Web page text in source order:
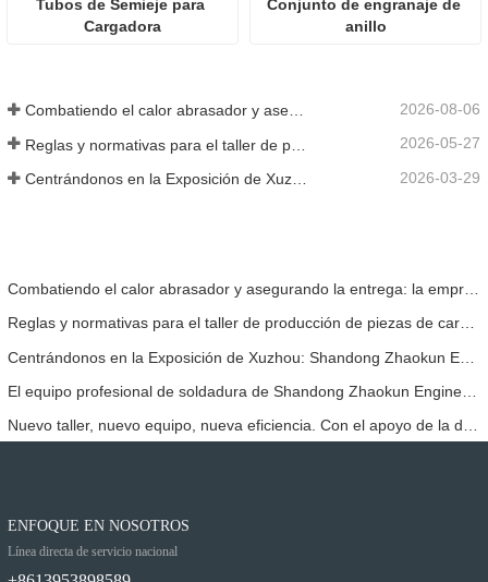
Tubos de Semieje para
Cargadora
Conjunto de engranaje de
anillo
Combatiendo el calor abrasador y asegurando la entrega: la empresa completó con éxito la tarea de envío de accesorios para cargadoras 2026-08-06
2026-05-27
2026-03-29
Reglas y normativas para el taller de producción de piezas de cargadoras ——Shandong Zhaokun Engineering Machinery Co., Ltd
Nuevo taller, nuevo equipo, nueva eficiencia. Con el apoyo de la dirección, el Proyecto Zhaokun ha dado un nuevo paso adelante.
ENFOQUE EN NOSOTROS
Línea directa de servicio nacional